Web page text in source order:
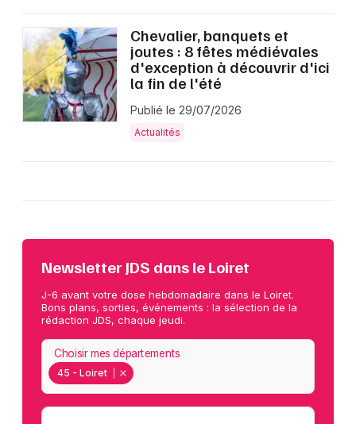
Chevalier, banquets et
joutes : 8 fêtes médiévales
d'exception à découvrir d'ici
la fin de l'été
Publié le 29/07/2026
Actualités
Newsletter JDS dans le Loiret
J-6 avant votre dose hebdomadaire dans le Loiret.
Bons plans, sorties, événements : la sélection de la
rédaction JDS, chaque jeudi.
45 - Loiret
Choisir mes départements